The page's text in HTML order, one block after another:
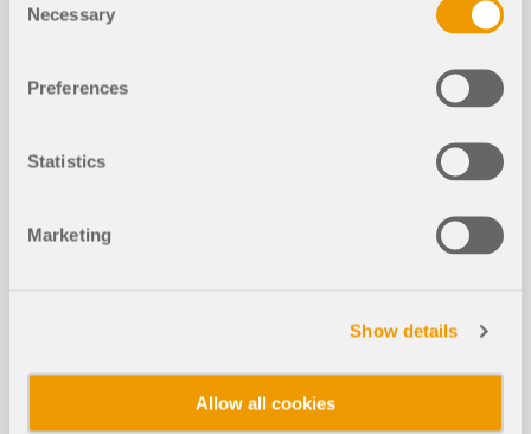
Selection
Necessary
Preferences
Statistics
Marketing
Show details
Allow all cookies
了解更多